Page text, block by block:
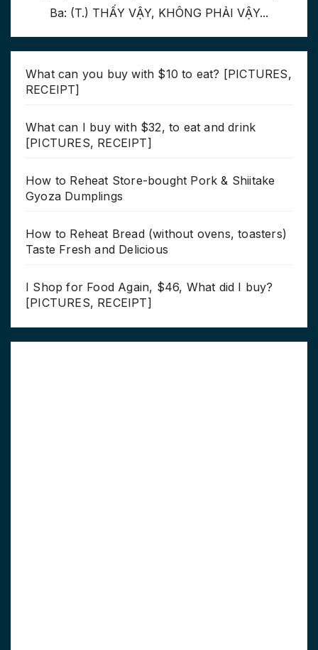
Ba: (T.) THẤY VẬY, KHÔNG PHẢI VẬY...
What can you buy with $10 to eat? [PICTURES,
RECEIPT]
What can I buy with $32, to eat and drink
[PICTURES, RECEIPT]
How to Reheat Store-bought Pork & Shiitake
Gyoza Dumplings
How to Reheat Bread (without ovens, toasters)
Taste Fresh and Delicious
I Shop for Food Again, $46, What did I buy?
[PICTURES, RECEIPT]